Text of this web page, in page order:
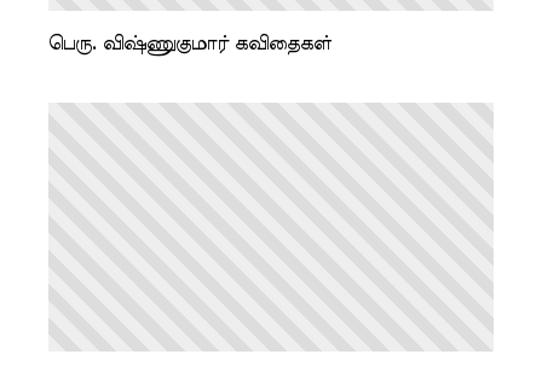
பெரு. விஷ்ணுகுமார் கவிதைகள்